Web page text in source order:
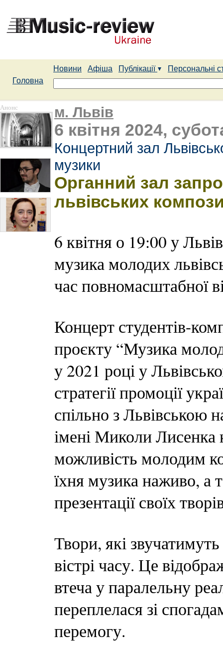
Новини Афіша Публікації
Персональні
Головна
Анонс м. Львів
6 квітня 2024,
Концертний зал
музики
Органний зал
львівських
6 квітня о 19:00 у
музика молодих
час повномасштабної
Концерт студентів-
проєкту “Музика
у 2021 році у
стратегії промоції
спільно з Львівською
імені Миколи Лисенка
можливість молодим
їхня музика наживо, а
презентації своїх
Твори, які
вістрі часу. Це
втеча у паралельну
переплелася зі
перемогу.